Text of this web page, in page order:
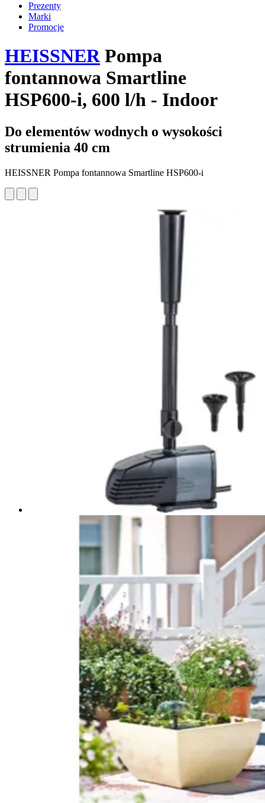
Prezenty
Marki
Promocje
HEISSNERPompa
fontannowa Smartline
HSP600-i, 600 l/h - Indoor
Do elementów wodnych o wysokości
strumienia 40 cm
HEISSNER Pompa fontannowa Smartline HSP600-i